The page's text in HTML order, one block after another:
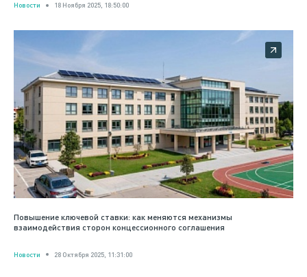
Новости 18 Ноября 2025, 18:50:00
Повышение ключевой ставки: как меняются механизмы
взаимодействия сторон концессионного соглашения
Новости 28 Октября 2025, 11:31:00